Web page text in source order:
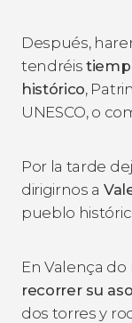
Después,
tendréis
histórico,
UNESCO, o
Por la tarde
dirigirnos a
pueblo
En Valença
recorrer su
dos torres y